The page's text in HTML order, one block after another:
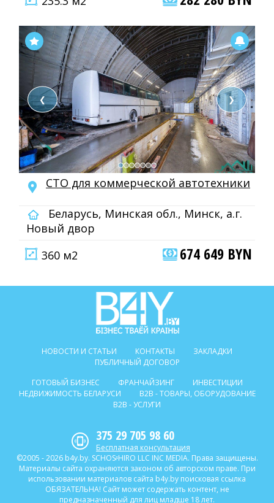
❮ ❯
СТО для коммерческой автотехники
Беларусь, Минская обл., Минск, а.г.
Новый двор
360 м2
674 649 BYN
НОВОСТИ И СТАТЬИ КОНТАКТЫ
ЗАКЛАДКИ
ПУБЛИЧНЫЙ ДОГОВОР
ГОТОВЫЙ БИЗНЕС
ФРАНЧАЙЗИНГ
ИНВЕСТИЦИИ
НЕДВИЖИМОСТЬ БЕЛАРУСИ
B2B - ТОВАРЫ, ОБОРУДОВАНИЕ
B2B - УСЛУГИ
375 29 705 98 60
Бесплатная консультация
©2005 - 2026 b4y.by. SCHOSᶳHIRO LLC INC MEDIA. Права защищены.
Материалы сайта охраняются законом об авторском праве. При
использовании материалов сайта b4y.by поисковая ссылка
ОБЯЗАТЕЛЬНА! Сайт может содержать контент, не
предназначенный для лиц младше 18 лет.